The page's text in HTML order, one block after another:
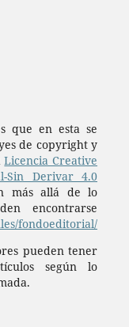
que en esta se
de copyright y
Licencia Creative
Sin Derivar 4.0
más allá de lo
encontrarse
fondoeditorial/
pueden tener
según lo